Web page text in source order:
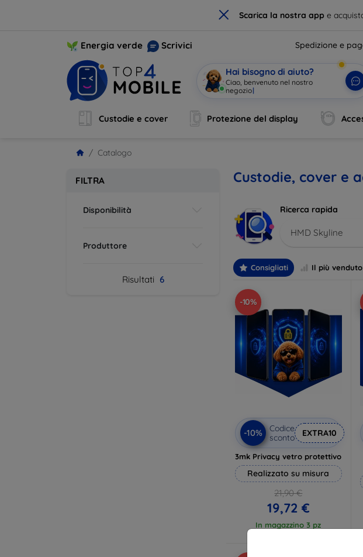
× Scarica la nostra appe
Energia verde Scrivici Spedizione e
Hai bisogno di aiuto?
Ciao, benvenuto nel nost|
Custodie e cover Protezione del display
Catalogo
FILTRA
Disponibilità
Produttore
Risultati 6
Custodie, cover e
Ricerca rapida
HMD Skyline
Consigliati Il più venduto
-10%
-10%
Codice
sconto
EXTRA10
3mk Privacy vetro protettivo
Realizzato su misura
21,90 €
19,72 €
In magazzino 3 pz